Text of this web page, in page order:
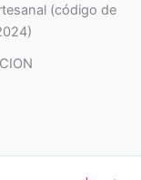
(código de